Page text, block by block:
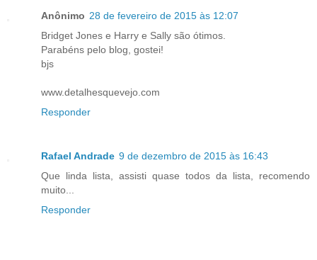
Anônimo 28 de fevereiro de 2015 às 12:07
Bridget Jones e Harry e Sally são ótimos.
Parabéns pelo blog, gostei!
bjs
www.detalhesquevejo.com
Responder
Rafael Andrade 9 de dezembro de 2015 às 16:43
Que linda lista, assisti quase todos da lista, recomendo
muito...
Responder